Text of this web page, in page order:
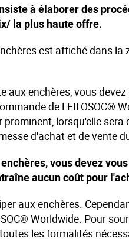
Nautique
Autre
à élaborer des
la plus haute offre.
est affiché dans
aux enchères, vous
de LEILOSOC®
lorsqu'elle
d'achat et de vente
vous devez
aucun coût pour
aux enchères.
Worldwide. Pour
les formalités